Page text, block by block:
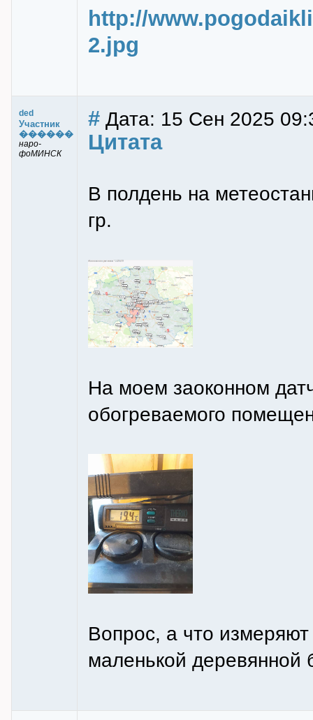
http://
2.jpg
ded
Участник
������
наро-
фоМИНСК
# Дата: 15 Сен 2025
Цитата
В полдень на
гр.
На моем заоконном
обогреваемого
Вопрос, а что
маленькой деревянной